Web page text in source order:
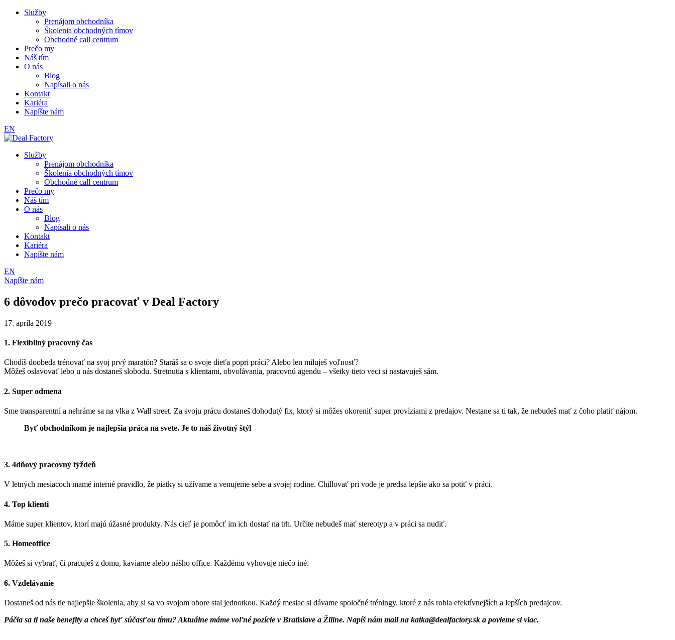
Služby
Prenájom obchodníka
Školenia obchodných tímov
Obchodné call centrum
Prečo my
Náš tím
O nás
Blog
Napísali o nás
Kontakt
Kariéra
Napíšte nám
EN
Služby
Prenájom obchodníka
Školenia obchodných tímov
Obchodné call centrum
Prečo my
Náš tím
O nás
Blog
Napísali o nás
Kontakt
Kariéra
Napíšte nám
EN
Napíšte nám
6 dôvodov prečo pracovať v Deal Factory
17. apríla 2019
1. Flexibilný pracovný čas
Chodíš doobeda trénovať na svoj prvý maratón? Staráš sa o svoje dieťa popri práci? Alebo len miluješ voľnosť?
Môžeš oslavovať lebo u nás dostaneš slobodu. Stretnutia s klientami, obvolávania, pracovnú agendu – všetky tieto veci si nastavuješ sám.
2. Super odmena
Sme transparentní a nehráme sa na vlka z Wall street. Za svoju prácu dostaneš dohodutý fix, ktorý si môžes okoreniť super províziami z predajov. Nestane sa ti tak, že nebudeš mať z čoho platiť nájom.
Byť obchodníkom je najlepšia práca na svete. Je to náš životný štýl
3. 4dňový pracovný týždeň
V letných mesiacoch mamé interné pravidlo, že piatky si užívame a venujeme sebe a svojej rodine. Chillovať pri vode je predsa lepšie ako sa potiť v práci.
4. Top klienti
Máme super klientov, ktorí majú úžasné produkty. Nás cieľ je pomôcť im ich dostať na trh. Určite nebudeš mať stereotyp a v práci sa nudiť.
5. Homeoffice
Môžeš si vybrať, či pracuješ z domu, kaviarne alebo nášho office. Každému vyhovuje niečo iné.
6. Vzdelávanie
Dostaneš od nás tie najlepšie školenia, aby si sa vo svojom obore stal jednotkou. Každý mesiac si dávame spoločné tréningy, ktoré z nás robia efektívnejších a lepších predajcov.
Páčia sa ti naše benefity a chceš byť súčasťou tímu? Aktuálne máme voľné pozície v Bratislave a Žiline. Napíš nám mail na katka@dealfactory.sk a povieme si viac.